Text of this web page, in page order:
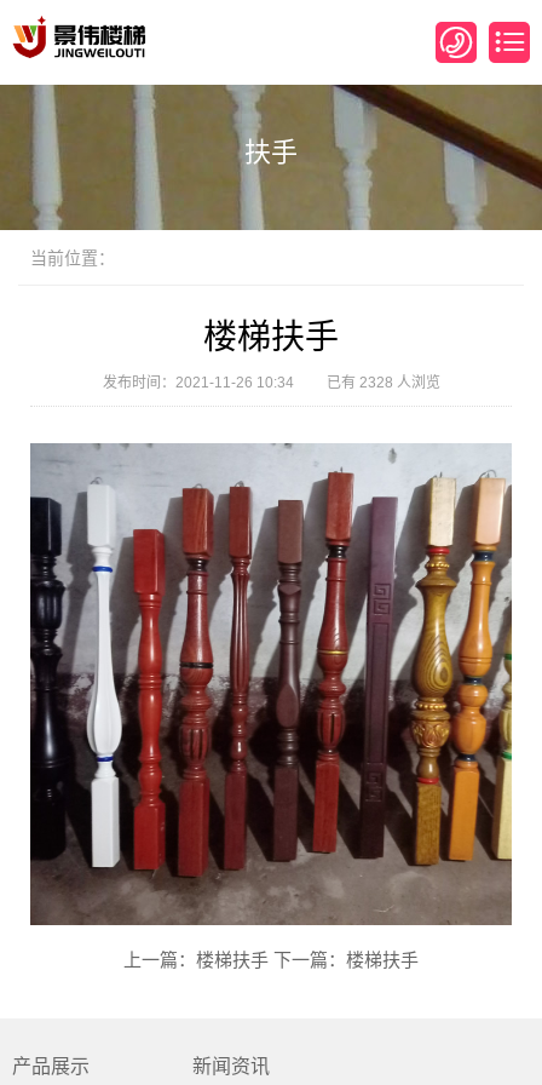
扶手
当前位置：
楼梯扶手
发布时间：2021-11-26 10:34 已有 2328 人浏览
上一篇：楼梯扶手 下一篇：楼梯扶手
产品展示 新闻资讯